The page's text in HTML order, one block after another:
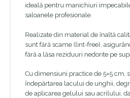
ideală pentru manichiuri
saloanele profesionale.
Realizate din material de înaltă
sunt fără scame (lint-free),
fără a lăsa reziduuri nedorite pe
Cu dimensiuni practice de 5×5 cm,
îndepărtarea lacului de unghii,
de aplicarea gelului sau acrilului,